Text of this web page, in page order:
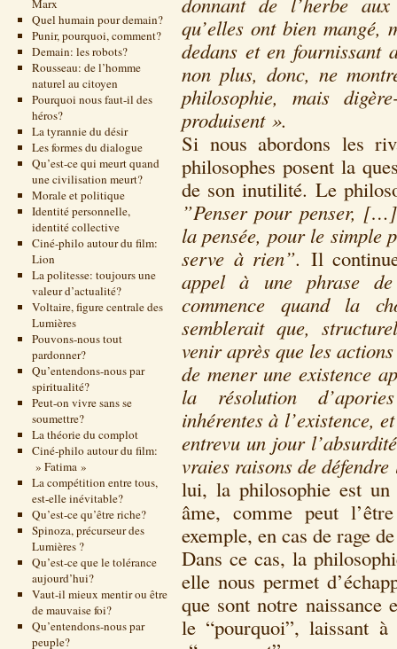
Marx
Quel humain pour demain?
Punir, pourquoi, comment?
Demain: les robots?
Rousseau: de l’homme
naturel au citoyen
Pourquoi nous faut-il des
héros?
La tyrannie du désir
Les formes du dialogue
Qu’est-ce qui meurt quand
une civilisation meurt?
Morale et politique
Identité personnelle,
identité collective
Ciné-philo autour du film:
Lion
La politesse: toujours une
valeur d’actualité?
Voltaire, figure centrale des
Lumières
Pouvons-nous tout
pardonner?
Qu’entendons-nous par
spiritualité?
Peut-on vivre sans se
soumettre?
La théorie du complot
Ciné-philo autour du film:
» Fatima »
La compétition entre tous,
est-elle inévitable?
Qu’est-ce qu’être riche?
Spinoza, précurseur des
Lumières ?
Qu’est-ce que le tolérance
aujourd’hui?
Vaut-il mieux mentir ou être
de mauvaise foi?
Qu’entendons-nous par
peuple?
qu’elles ont bien
dedans et en
non plus, donc, ne
philosophie, mais
produisent ».
Si nous abordons les
philosophes posent la
de son inutilité. Le
”Penser pour penser,
la pensée, pour le simple
serve à rien”. Il
appel à une phrase
commence quand la
semblerait que,
venir après que les
de mener une existence
la résolution
inhérentes à l’existence,
entrevu un jour
vraies raisons de
lui, la philosophie est un
âme, comme peut
exemple, en cas de rage
Dans ce cas, la
elle nous permet
que sont notre
le “pourquoi”, laissant